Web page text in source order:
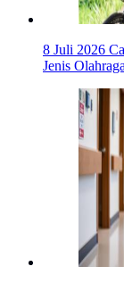
8 Juli 2026
Jenis